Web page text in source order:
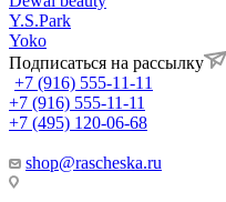
Y.S.Park
Yoko
Подписаться на рассылку
+7 (916) 555-11-11
+7 (916) 555-11-11
+7 (495) 120-06-68
shop@rascheska.ru